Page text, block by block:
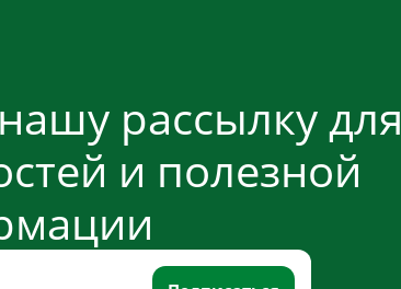
рассылку для
и полезной